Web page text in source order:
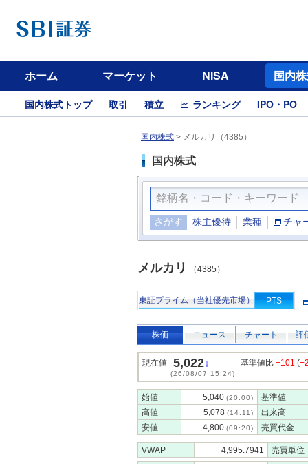
ホーム マーケット NISA 国内
国内株式トップ 取引 積立 ランキング IPO・PO
国内株式 > メルカリ（4385）
国内株式
さがす 株主優待 業種 チャ
メルカリ （4385）
東証プライム（当社優先市場） PTS
株価 ニュース チャート 評
現在値 5,022↓
(26/08/07 15:24)
基準値比 +101 (
始値 5,040 (20:00)
基準値
高値
5,078 (14:11)
出来高
安値
4,800 (09:20) 売買代金
VWAP 4,995.7941 売買単位